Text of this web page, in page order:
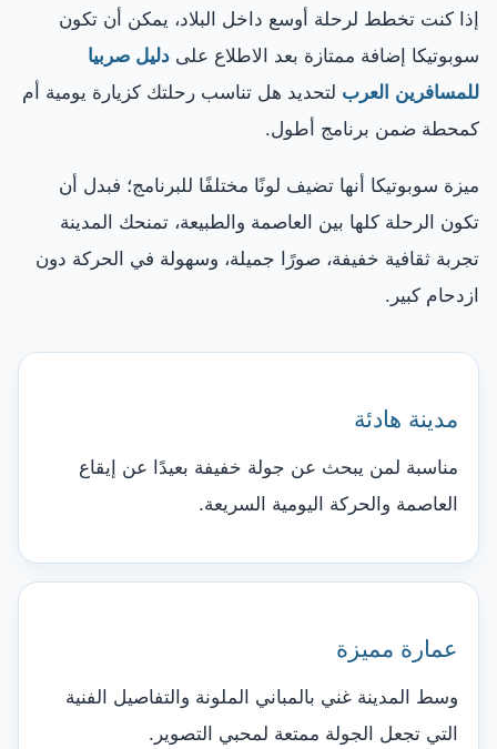
إذا كنت تخطط لرحلة أوسع داخل البلاد، يمكن أن تكون
سوبوتيكا إضافة ممتازة بعد الاطلاع على دليل صربيا
للمسافرين العرب لتحديد هل تناسب رحلتك كزيارة يومية أم
كمحطة ضمن برنامج أطول.
ميزة سوبوتيكا أنها تضيف لونًا مختلفًا للبرنامج؛ فبدل أن
تكون الرحلة كلها بين العاصمة والطبيعة، تمنحك المدينة
تجربة ثقافية خفيفة، صورًا جميلة، وسهولة في الحركة دون
ازدحام كبير.
مدينة هادئة
مناسبة لمن يبحث عن جولة خفيفة بعيدًا عن إيقاع
العاصمة والحركة اليومية السريعة.
عمارة مميزة
وسط المدينة غني بالمباني الملونة والتفاصيل الفنية
التي تجعل الجولة ممتعة لمحبي التصوير.